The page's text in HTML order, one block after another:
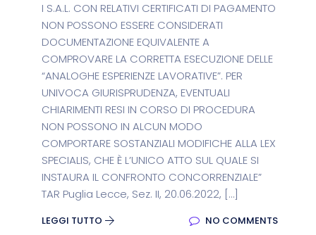
I S.A.L. CON RELATIVI CERTIFICATI DI PAGAMENTO
NON POSSONO ESSERE CONSIDERATI
DOCUMENTAZIONE EQUIVALENTE A
COMPROVARE LA CORRETTA ESECUZIONE DELLE
“ANALOGHE ESPERIENZE LAVORATIVE”. PER
UNIVOCA GIURISPRUDENZA, EVENTUALI
CHIARIMENTI RESI IN CORSO DI PROCEDURA
NON POSSONO IN ALCUN MODO
COMPORTARE SOSTANZIALI MODIFICHE ALLA LEX
SPECIALIS, CHE È L’UNICO ATTO SUL QUALE SI
INSTAURA IL CONFRONTO CONCORRENZIALE”
TAR Puglia Lecce, Sez. II, 20.06.2022, […]
LEGGI TUTTO NO COMMENTS